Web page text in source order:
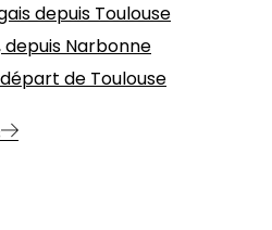
depuis Toulouse
depuis Narbonne
de Toulouse